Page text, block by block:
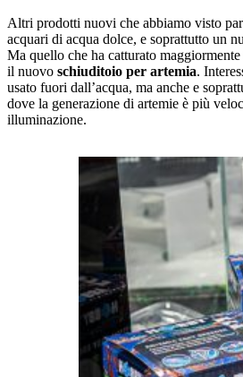
Altri prodotti nuovi che abbiamo visto
acquari di acqua dolce, e soprattutto un
Ma quello che ha catturato
il nuovo schiuditoio per artemia.
usato fuori dall’acqua, ma anche e
dove la generazione di artemie è più
illuminazione.